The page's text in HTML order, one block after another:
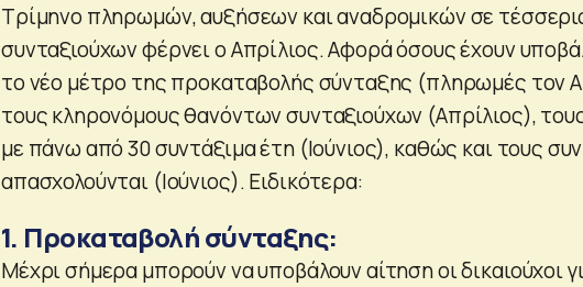
Τρίμηνο πληρωμών, αυξήσεων και αναδρομικών σε
συνταξιούχων φέρνει ο Απρίλιος. Αφορά όσους έχουν
το νέο μέτρο της προκαταβολής σύνταξης (πληρωμές τον
τους κληρονόμους θανόντων συνταξιούχων (Απρίλιος),
με πάνω από 30 συντάξιμα έτη (Ιούνιος), καθώς και τους
απασχολούνται (Ιούνιος). Ειδικότερα:
1. Προκαταβολή σύνταξης:
Μέχρι σήμερα μπορούν να υποβάλουν αίτηση οι δικαιούχοι